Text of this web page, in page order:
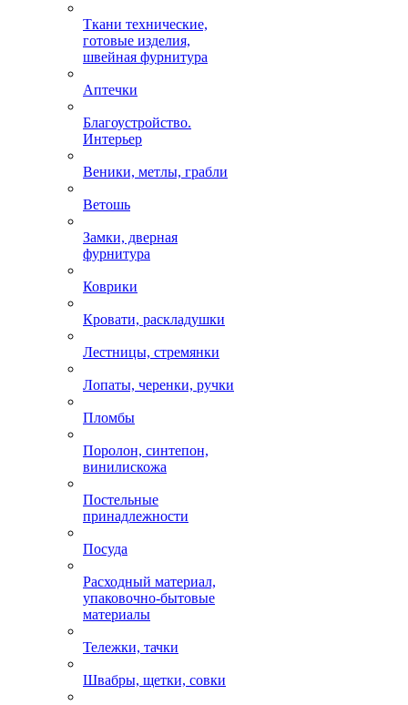
Ткани технические,
готовые изделия,
швейная фурнитура
Аптечки
Благоустройство.
Интерьер
Веники, метлы, грабли
Ветошь
Замки, дверная
фурнитура
Коврики
Кровати, раскладушки
Лестницы, стремянки
Лопаты, черенки, ручки
Пломбы
Поролон, синтепон,
винилискожа
Постельные
принадлежности
Посуда
Расходный материал,
упаковочно-бытовые
материалы
Тележки, тачки
Швабры, щетки, совки